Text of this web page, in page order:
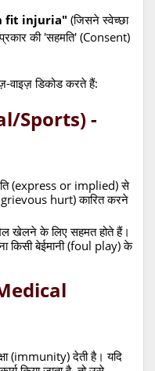
fit injuria" (जिसने स्वेच्छा
की 'सहमति' (Consent)
वाइज़ डिकोड करते हैं:
Sports) -
(express or implied) से
grievous hurt) कारित करने
खेलने के लिए सहमत होते हैं।
किसी बेईमानी (foul play) के
(immunity) देती है। यदि